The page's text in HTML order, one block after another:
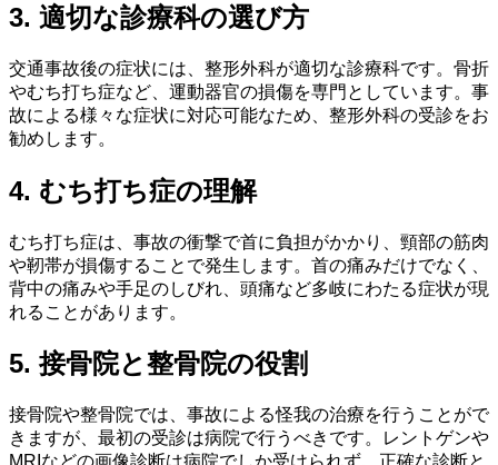
3. 適切な診療科の選び方
交通事故後の症状には、整形外科が適切な診療科です。骨折
やむち打ち症など、運動器官の損傷を専門としています。事
故による様々な症状に対応可能なため、整形外科の受診をお
勧めします。
4. むち打ち症の理解
むち打ち症は、事故の衝撃で首に負担がかかり、頸部の筋肉
や靭帯が損傷することで発生します。首の痛みだけでなく、
背中の痛みや手足のしびれ、頭痛など多岐にわたる症状が現
れることがあります。
5. 接骨院と整骨院の役割
接骨院や整骨院では、事故による怪我の治療を行うことがで
きますが、最初の受診は病院で行うべきです。レントゲンや